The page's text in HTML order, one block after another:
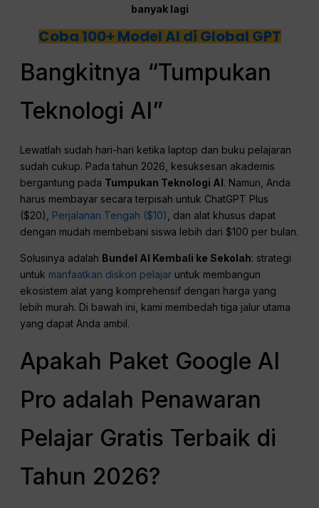
banyak lagi
Coba 100+ Model AI di Global GPT
Bangkitnya “Tumpukan
Teknologi AI”
Lewatlah sudah hari-hari ketika laptop dan buku pelajaran
sudah cukup. Pada tahun 2026, kesuksesan akademis
bergantung pada Tumpukan Teknologi AI. Namun, Anda
harus membayar secara terpisah untuk ChatGPT Plus
($20), Perjalanan Tengah ($10)
, dan alat khusus dapat
dengan mudah membebani siswa lebih dari $100 per bulan.
Solusinya adalah Bundel AI Kembali ke Sekolah: strategi
untuk manfaatkan diskon pelajar untuk membangun
ekosistem alat yang komprehensif dengan harga yang
lebih murah. Di bawah ini, kami membedah tiga jalur utama
yang dapat Anda ambil.
Apakah Paket Google AI
Pro adalah Penawaran
Pelajar Gratis Terbaik di
Tahun 2026?